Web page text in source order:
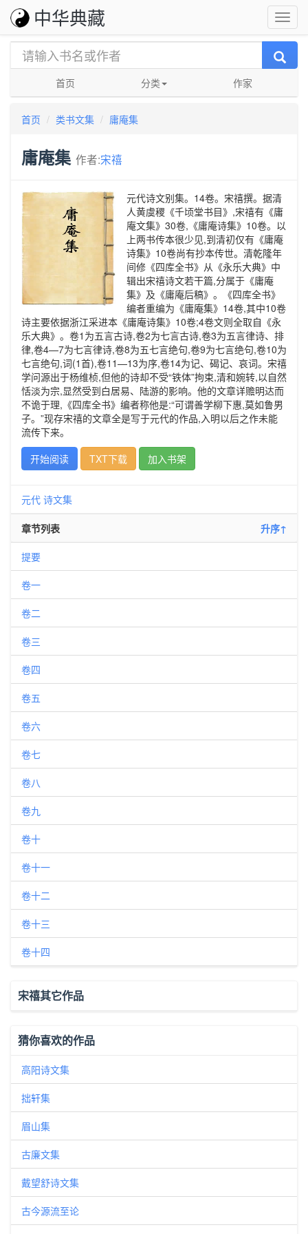
中华典藏
首页 分类 作家
首页 类书文集 庸庵集
庸庵集 作者:宋禧
元代诗文别集。14卷。宋禧撰。据清
人黄虞稷《千顷堂书目》,宋禧有《庸
庵文集》30卷,《庸庵诗集》10卷。以
上两书传本很少见,到清初仅有《庸庵
诗集》10卷尚有抄本传世。清乾隆年
间修《四库全书》从《永乐大典》中
辑出宋禧诗文若干篇,分属于《庸庵
集》及《庸庵后稿》。《四库全书》
编者重编为《庸庵集》14卷,其中10卷
诗主要依据浙江采进本《庸庵诗集》10卷;4卷文则全取自《永
乐大典》。卷1为五言古诗,卷2为七言古诗,卷3为五言律诗、排
律,卷4—7为七言律诗,卷8为五七言绝句,卷9为七言绝句,卷10为
七言绝句,词(1首),卷11—13为序,卷14为记、碣记、哀词。宋禧
学问源出于杨维桢,但他的诗却不受“铁体”拘束,清和婉转,以自然
恬淡为宗,显然受到白居易、陆游的影响。他的文章详赡明达而
不诡于理,《四库全书》编者称他是:“可谓善学柳下惠,莫如鲁男
子。”现存宋禧的文章全是写于元代的作品,入明以后之作未能
流传下来。
开始阅读
TXT下载 加入书架
元代 诗文集
章节列表 升序↑
提要
卷一
卷二
卷三
卷四
卷五
卷六
卷七
卷八
卷九
卷十
卷十一
卷十二
卷十三
卷十四
宋禧其它作品
猜你喜欢的作品
高阳诗文集
拙轩集
眉山集
古廉文集
戴望舒诗文集
古今源流至论